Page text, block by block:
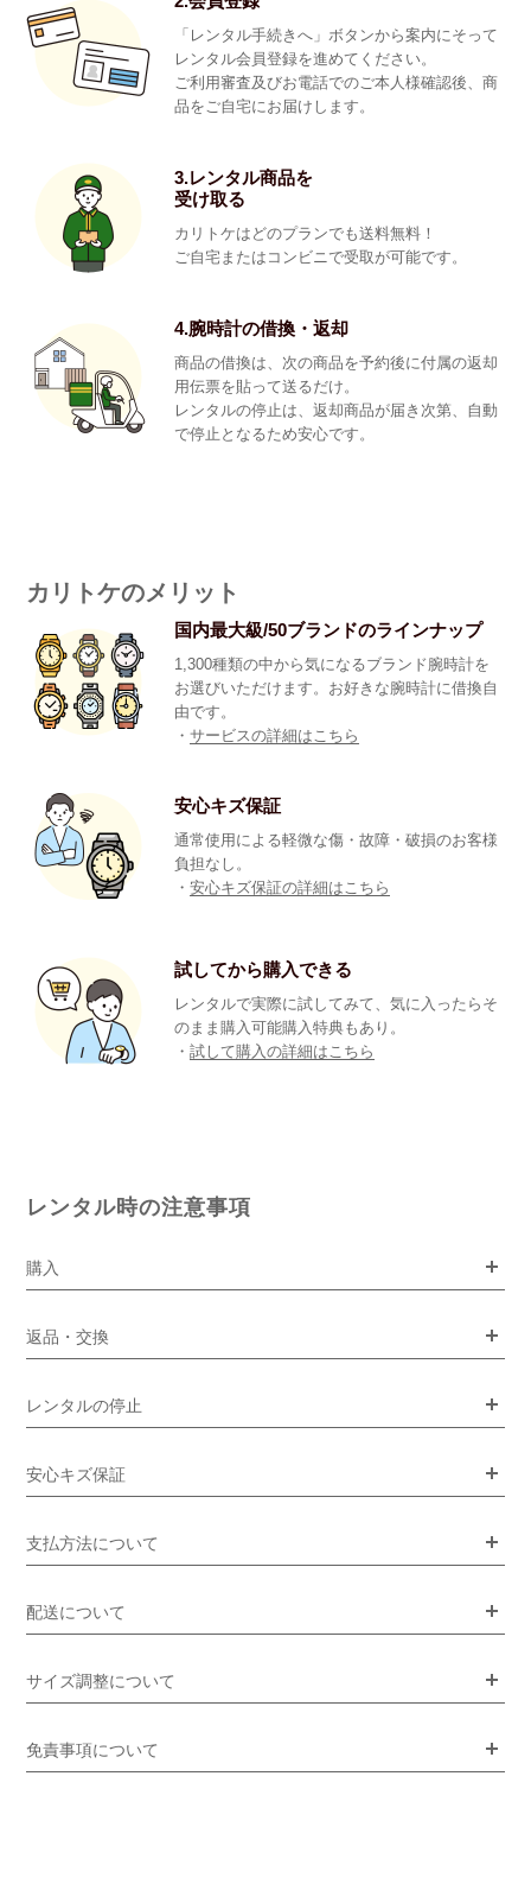
「レンタル手続きへ」ボタンから案内にそって
レンタル会員登録を進めてください。
ご利用審査及びお電話でのご本人様確認後、商
品をご自宅にお届けします。
3.レンタル商品を
受け取る
カリトケはどのプランでも送料無料！
ご自宅またはコンビニで受取が可能です。
4.腕時計の借換・返却
商品の借換は、次の商品を予約後に付属の返却
用伝票を貼って送るだけ。
レンタルの停止は、返却商品が届き次第、自動
で停止となるため安心です。
カリトケのメリット
国内最大級/50ブランドのラインナップ
1,300種類の中から気になるブランド腕時計を
お選びいただけます。お好きな腕時計に借換自
由です。
・サービスの詳細はこちら
安心キズ保証
通常使用による軽微な傷・故障・破損のお客様
負担なし。
・安心キズ保証の詳細はこちら
試してから購入できる
レンタルで実際に試してみて、気に入ったらそ
のまま購入可能購入特典もあり。
・試して購入の詳細はこちら
レンタル時の注意事項
購入
返品・交換
レンタルの停止
安心キズ保証
支払方法について
配送について
サイズ調整について
免責事項について